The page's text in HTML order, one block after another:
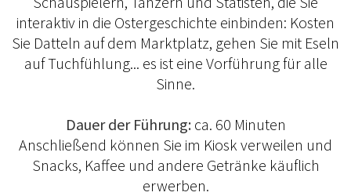
interaktiv in die Ostergeschichte einbinden: Kosten
Sie Datteln auf dem Marktplatz, gehen Sie mit Eseln
auf Tuchfühlung... es ist eine Vorführung für alle
Sinne.
Dauer der Führung:ca. 60 Minuten
Anschließend können Sie im Kiosk verweilen und
Snacks, Kaffee und andere Getränke käuflich
erwerben.